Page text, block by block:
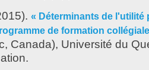
« Déterminants de l'utilité
de formation
Canada), Université du